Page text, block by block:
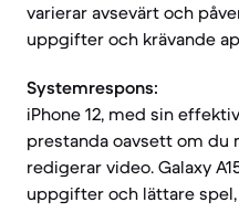
varierar avsevärt och
uppgifter och krävande
Systemrespons:
iPhone 12, med sin
prestanda oavsett om du
redigerar video. Galaxy
uppgifter och lättare